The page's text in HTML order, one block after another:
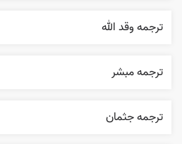
ترجمه وقد الله
ترجمه مبشر
ترجمه جثمان